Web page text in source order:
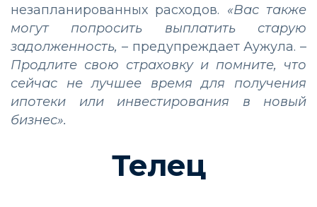
незапланированных расходов. «Вас также
могут попросить выплатить старую
задолженность, – предупреждает Аужула. –
Продлите свою страховку и помните, что
сейчас не лучшее время для получения
ипотеки или инвестирования в новый
бизнес».
Телец